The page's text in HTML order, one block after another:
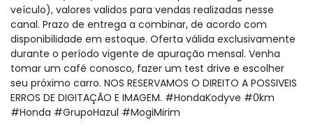
veículo), valores validos para vendas realizadas nesse
canal. Prazo de entrega a combinar, de acordo com
disponibilidade em estoque. Oferta válida exclusivamente
durante o período vigente de apuração mensal. Venha
tomar um café conosco, fazer um test drive e escolher
seu próximo carro. NOS RESERVAMOS O DIREITO A POSSIVEIS
ERROS DE DIGITAÇÃO E IMAGEM. #HondaKodyve #0km
#Honda #GrupoHazul #MogiMirim